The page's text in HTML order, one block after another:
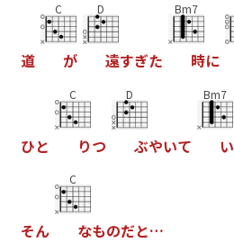
道
C
が
D
遠すぎた
Bm7
時に
ひと
C
りつ
D
ぶやいて
Bm7
い
そん
C
なものだと…